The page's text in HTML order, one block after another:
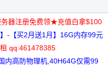
务器注册免费领★充值白拿$100
-【买2月送1月】16G内存99元
qq:461478385
内高防物理机,40H64G仅需99